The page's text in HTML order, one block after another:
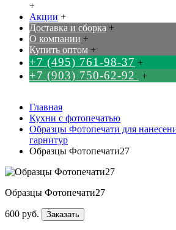
+
Акции +
Доставка и сборка +
О компании +
Купить оптом +
+7 (495) 761-98-37 +
+7 (903) 750-62-92 +
Главная
Кухни с фотопечатью
Образцы Фотопечати для
гарнитур
Образцы Фотопечати27
Образцы Фотопечати27
600 руб. Заказать